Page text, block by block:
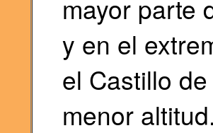
mayor parte
y en el
el Castillo
menor altitud.